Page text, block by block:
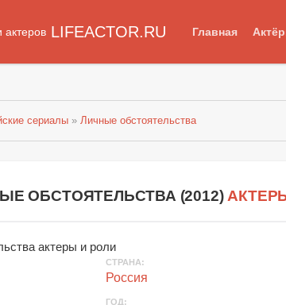
LIFEACTOR.RU Главная
сериалы »Личные обстоятельства
ОБСТОЯТЕЛЬСТВА (2012)
СТРАНА:
Россия
ГОД: